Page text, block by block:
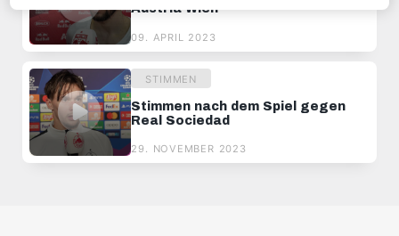
Austria Wien
09. APRIL 2023
STIMMEN
Stimmen nach dem Spiel gegen
Real Sociedad
29. NOVEMBER 2023